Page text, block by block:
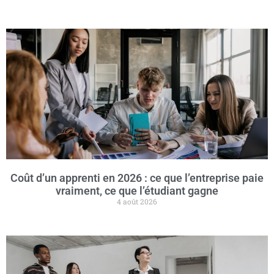
Coût d’un apprenti en 2026 : ce que l’entreprise paie
vraiment, ce que l’étudiant gagne
4 août 2026